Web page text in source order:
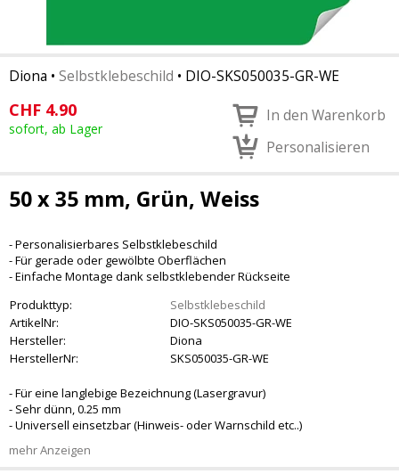
Diona • Selbstklebeschild • DIO-SKS050035-GR-WE
CHF 4.90
sofort, ab Lager
In den Warenkorb
Personalisieren
50 x 35 mm, Grün, Weiss
- Personalisierbares Selbstklebeschild
- Für gerade oder gewölbte Oberflächen
- Einfache Montage dank selbstklebender Rückseite
Produkttyp:
Selbstklebeschild
ArtikelNr:
DIO-SKS050035-GR-WE
Hersteller:
Diona
HerstellerNr:
SKS050035-GR-WE
- Für eine langlebige Bezeichnung (Lasergravur)
- Sehr dünn, 0.25 mm
- Universell einsetzbar (Hinweis- oder Warnschild etc..)
mehr Anzeigen